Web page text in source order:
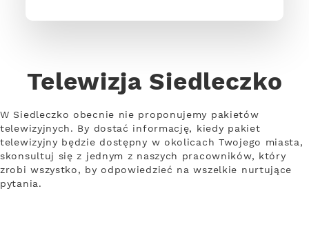
Telewizja Siedleczko
W Siedleczko obecnie nie proponujemy pakietów
telewizyjnych. By dostać informację, kiedy pakiet
telewizyjny będzie dostępny w okolicach Twojego miasta,
skonsultuj się z jednym z naszych pracowników, który
zrobi wszystko, by odpowiedzieć na wszelkie nurtujące
pytania.